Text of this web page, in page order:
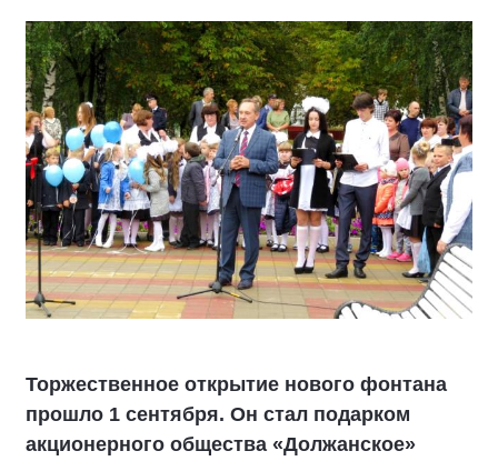
Торжественное открытие нового фонтана
прошло 1 сентября. Он стал подарком
акционерного общества «Должанское»